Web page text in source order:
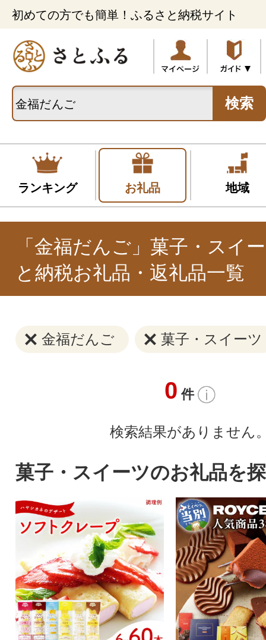
初めての方でも簡単！ふるさと納税サイト
検索
ランキング お礼品 地域
「金福だんご」菓子・スイ
と納税お礼品・返礼品一覧
金福だんご 菓子・スイーツ
0 件
検索結果がありません
菓子・スイーツのお礼品を